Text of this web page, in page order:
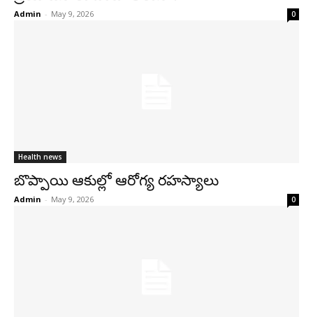
Admin - May 9, 2026 0
Health news
బొప్పాయి ఆకుల్లో ఆరోగ్య రహస్యాలు
Admin - May 9, 2026 0